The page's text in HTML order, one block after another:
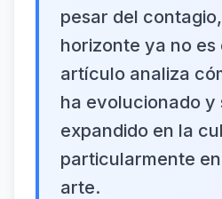
pesar del
horizonte ya no es
artículo analiza
ha evolucionado y
expandido en la
particularmente
arte.